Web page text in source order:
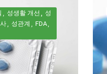
성생활 개선
성
성관계
FDA